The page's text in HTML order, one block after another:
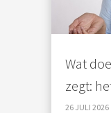
Wat
zegt:
26 JULI 2026